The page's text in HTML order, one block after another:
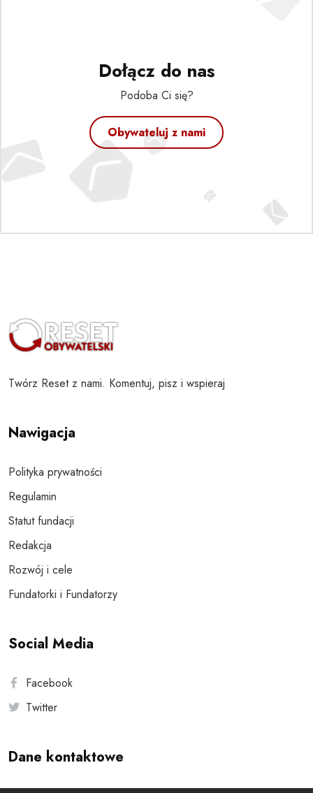
Dołącz do nas
Podoba Ci się?
Obywateluj z nami
Twórz Reset z nami. Komentuj, pisz i wspieraj
Nawigacja
Polityka prywatności
Regulamin
Statut fundacji
Redakcja
Rozwój i cele
Fundatorki i Fundatorzy
Social Media
Facebook
Twitter
Dane kontaktowe